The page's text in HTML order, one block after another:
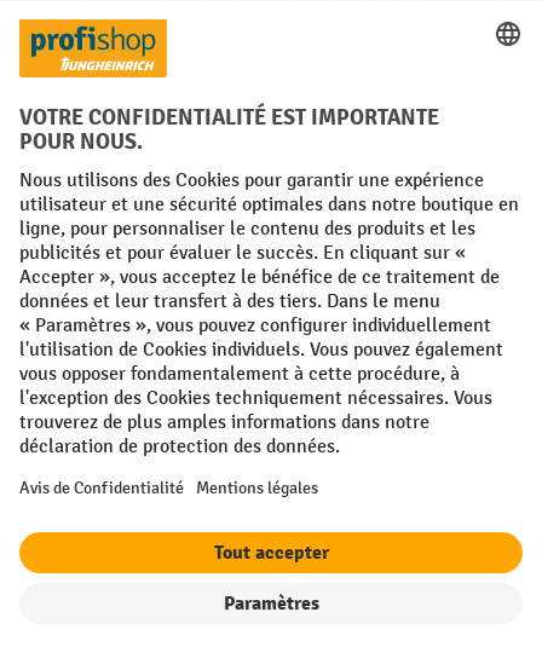
et la dépose de fûts en
ou dans les conteneurs.
La butée de ces pinces pour chariot élévateur permet aux
engins de s’adapter aux différents types de fûts. Selon vos
besoins, vous pouvez opter pour despinces peintes ou
galvanisées . De plus, il existe différentes tailles de pinces de
déplacer plusieurs fûts en même temps
caractéristiques de ces équipements garantissent une
sécurité pendant la manipulation :
système antidérapantpour éviter les glissements
grande force de serrage pour une préhension renforcée
modèles avec unebutée en caoutchoucpour ne rien
endommager
Les traverses pour fûts disponibles chez Jungheinrich
PROFISHOP vous seront très utiles pour le transport et le
verticale. Les modèles sont disponibles en différents
matériaux, et leur grande capacité de charge garantit la
sureté de la marchandise et des locaux.